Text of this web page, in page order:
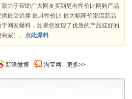
力于帮助广大网友买到更有性价比网购产品
最受追捧 最具性价比 最大幅降价潮流新品
网友爆料，如果您发现了优质的产品或好的
家）。 点此爆料
新浪微博 淘宝网 更多>>